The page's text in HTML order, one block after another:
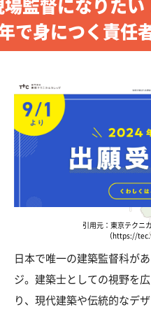
で身につく責任
引用元：東京テクニ
（https://
日本で唯一の建築監督科が
ジ。建築士としての視野を
り、現代建築や伝統的なデ